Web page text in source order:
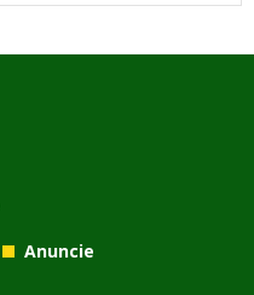
Anuncie